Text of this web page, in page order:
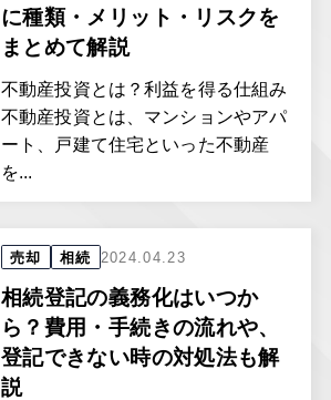
に種類・メリット・リスクを
まとめて解説
不動産投資とは？利益を得る仕組み
不動産投資とは、マンションやアパ
ート、戸建て住宅といった不動産
を...
売却 相続 2024.04.23
相続登記の義務化はいつか
ら？費用・手続きの流れや、
登記できない時の対処法も解
説